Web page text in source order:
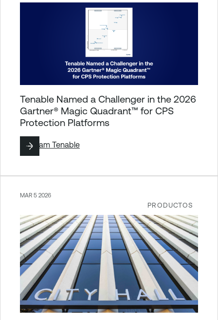
Tenable Named a Challenger in the 2026
Gartner® Magic Quadrant™ for CPS
Protection Platforms
ByTeam Tenable
PRODUCTOS
MAR 5 2026